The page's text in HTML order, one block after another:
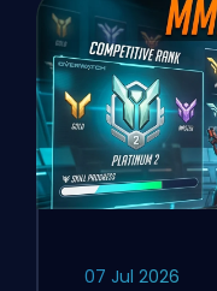
07 Jul 2026